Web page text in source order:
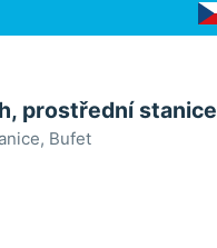
prostřední stanice
Bufet